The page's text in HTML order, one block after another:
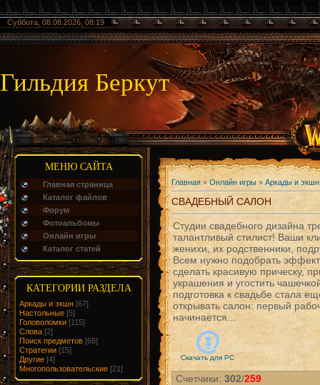
Суббота, 08.08.2026, 08:19
Гильдия Беркут
МЕНЮ САЙТА
Главная страница
Каталог файлов
Форум
Фотоальбомы
Онлайн игры
Каталог статей
КАТЕГОРИИ РАЗДЕЛА
Аркады и экшн [67]
Настольные [5]
Головоломки [115]
Слова [2]
Поиск предметов [68]
Стратегии [15]
Другие [4]
Многопользовательские [21]
Главная»Онлайн игры »Аркады и экшн
СВАДЕБНЫЙ САЛОН
Студии свадебного дизайна
талантливый стилист! Ваши
женихи, их родственники,
Всем нужно подобрать
сделать красивую прическу,
украшения и угостить
подготовка к свадьбе стала
открывать салон: первый
начинается...
Скачать для PC
Счетчики: 302/259